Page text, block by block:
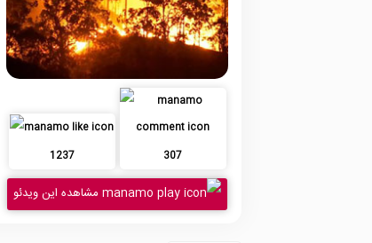
1237 307
مشاهده این ویدئو